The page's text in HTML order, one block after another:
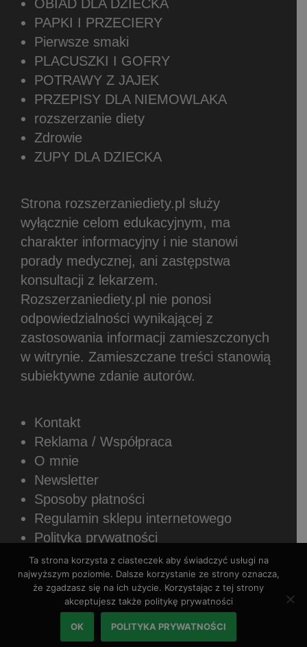
OBIAD DLA DZIECKA
PAPKI I PRZECIERY
Pierwsze smaki
PLACUSZKI I GOFRY
POTRAWY Z JAJEK
PRZEPISY DLA NIEMOWLAKA
rozszerzanie diety
Zdrowie
ZUPY DLA DZIECKA
Strona rozszerzaniediety.pl służy
wyłącznie celom edukacyjnym, ma
charakter informacyjny i nie stanowi
porady medycznej, ani zastępstwa
konsultacji z lekarzem.
Rozszerzaniediety.pl nie ponosi
odpowiedzialności wynikającej z
zastosowania informacji zamieszczonych
w witrynie. Zamieszczane treści stanowią
subiektywne zdanie autorów.
Kontakt
Reklama / Współpraca
O mnie
Newsletter
Sposoby płatności
Regulamin sklepu internetowego
Polityka prywatności
Copyright © 2026 Rozszerzaniediety.pl.
Ta strona korzysta z ciasteczek aby świadczyć usługi na
najwyższym poziomie. Dalsze korzystanie ze strony oznacza,
że zgadzasz się na ich użycie. Korzystając z tej strony
akceptujesz także politykę prywatności
OK POLITYKA PRYWATNOŚCI